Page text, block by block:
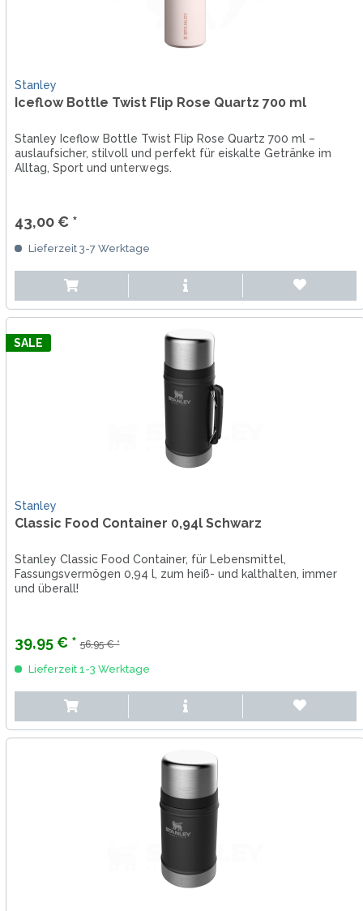
Stanley
Iceflow Bottle Twist Flip Rose Quartz 700 ml
Stanley Iceflow Bottle Twist Flip Rose Quartz 700 ml –
auslaufsicher, stilvoll und perfekt für eiskalte Getränke im
Alltag, Sport und unterwegs.
43,00 € *
Lieferzeit 3-7 Werktage
SALE
Stanley
Classic Food Container 0,94l Schwarz
Stanley Classic Food Container, für Lebensmittel,
Fassungsvermögen 0,94 l, zum heiß- und kalthalten, immer
und überall!
39,95 € * 56,95 € *
Lieferzeit 1-3 Werktage